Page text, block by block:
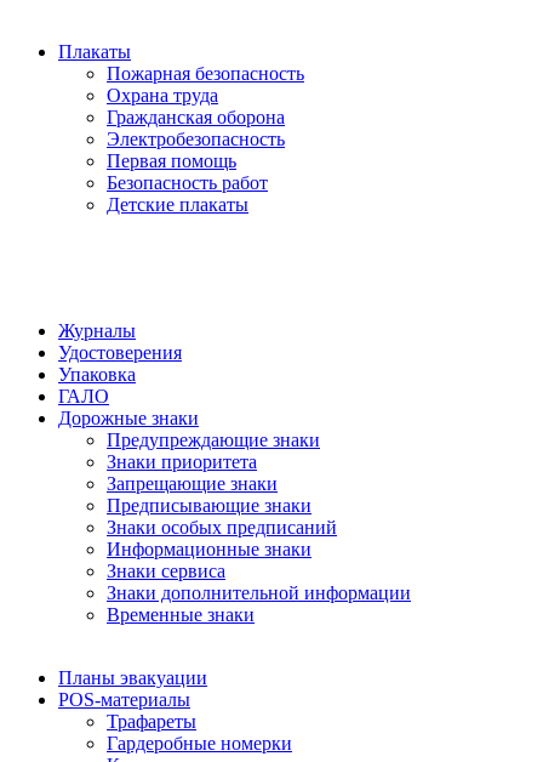
Плакаты
Пожарная безопасность
Охрана труда
Гражданская оборона
Электробезопасность
Первая помощь
Безопасность работ
Детские плакаты
Журналы
Удостоверения
Упаковка
ГАЛО
Дорожные знаки
Предупреждающие знаки
Знаки приоритета
Запрещающие знаки
Предписывающие знаки
Знаки особых предписаний
Информационные знаки
Знаки сервиса
Знаки дополнительной информации
Временные знаки
Планы эвакуации
POS-материалы
Трафареты
Гардеробные номерки